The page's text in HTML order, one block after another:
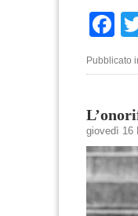
Pubblicato
giovedì 16